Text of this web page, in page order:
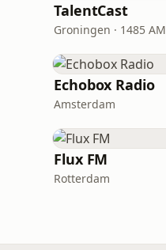
TalentCast
Groningen · 1485 AM
Echobox Radio
Amsterdam
Flux FM
Rotterdam